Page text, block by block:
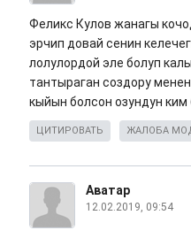
Феликс Кулов жанагы
эрчип довай сенин
лолулордой эле болуп
тантыраган создору
кыйын болсон озундун ким
ЦИТИРОВАТЬ ЖАЛОБА
Аватар
12.02.2019, 09:54